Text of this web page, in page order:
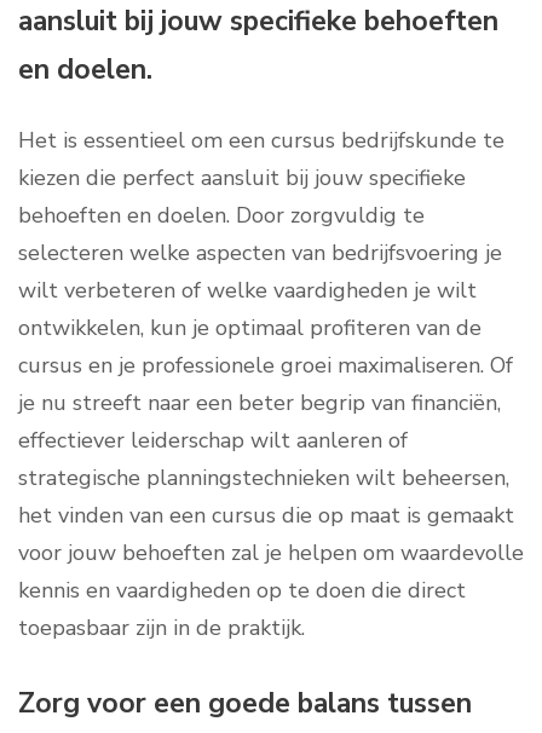
aansluit bij jouw specifieke behoeften
en doelen.
Het is essentieel om een cursus bedrijfskunde te
kiezen die perfect aansluit bij jouw specifieke
behoeften en doelen. Door zorgvuldig te
selecteren welke aspecten van bedrijfsvoering je
wilt verbeteren of welke vaardigheden je wilt
ontwikkelen, kun je optimaal profiteren van de
cursus en je professionele groei maximaliseren. Of
je nu streeft naar een beter begrip van financiën,
effectiever leiderschap wilt aanleren of
strategische planningstechnieken wilt beheersen,
het vinden van een cursus die op maat is gemaakt
voor jouw behoeften zal je helpen om waardevolle
kennis en vaardigheden op te doen die direct
toepasbaar zijn in de praktijk.
Zorg voor een goede balans tussen